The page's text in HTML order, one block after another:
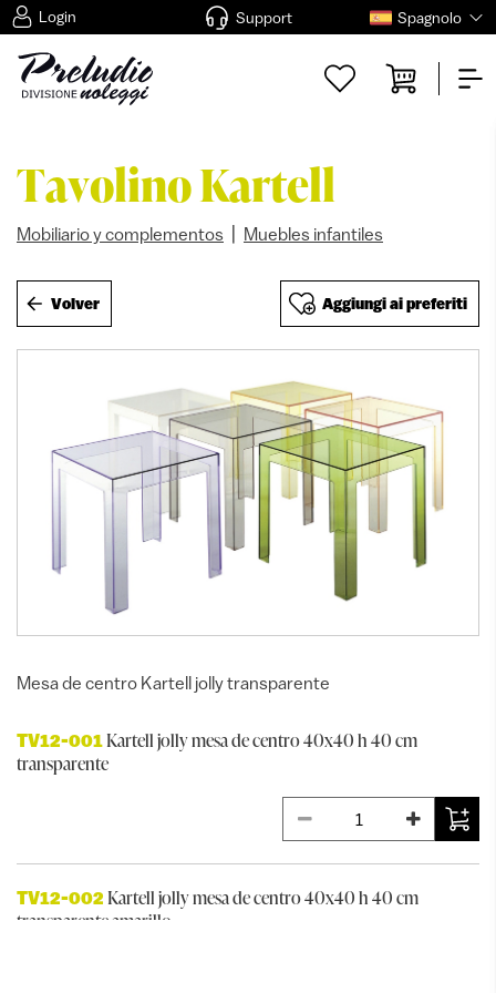
Login Support Spagnolo
Tavolino Kartell
Mobiliario y complementos Muebles infantiles
Volver Aggiungi ai preferiti
Mesa de centro Kartell jolly transparente
TV12-001Kartell jolly mesa de centro 40x40 h 40 cm
transparente
TV12-002 Kartell jolly mesa de centro 40x40 h 40 cm
transparente amarillo